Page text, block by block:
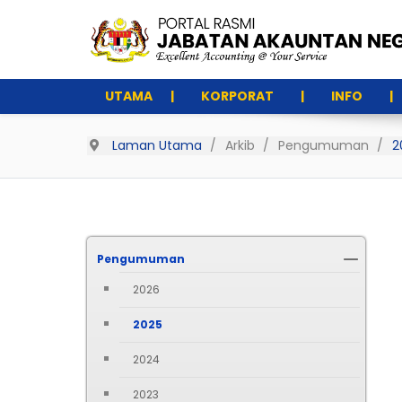
UTAMA KORPORAT INFO
Laman Utama Arkib Pengumuman
Pengumuman
2026
2025
2024
2023